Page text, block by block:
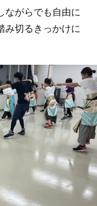
ながらでも自由に
み切るきっかけに